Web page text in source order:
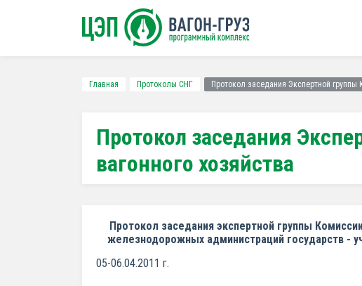
Главная Протоколы СНГ Протокол заседания Экспертной группы
Протокол заседания
вагонного хозяйства
Протокол заседания экспертной группы
железнодорожных администраций государств -
05-06.04.2011 г.